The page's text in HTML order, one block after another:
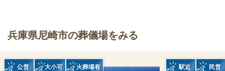
兵庫県尼崎市の葬儀場をみる
公営 大小可 火葬場有 駅近 民営